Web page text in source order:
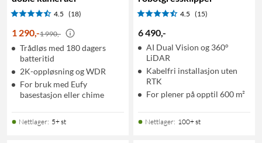
4.5 (18)
1 290,-1 990,-
Trådløs med 180 dagers
batteritid
2K-oppløsning og WDR
For bruk med Eufy
basestasjon eller chime
Nettlager: 5+ st
4.5 (15)
6 490,-
AI Dual Vision og 360°
LiDAR
Kabelfri installasjon uten
RTK
For plener på opptil 600 m²
Nettlager: 100+ st